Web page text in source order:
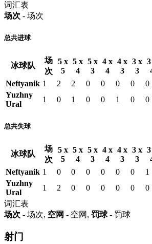
词汇表
场次 - 场次
总共进球
冰球队
场
次
5 x
5
5 x
4
5 x
3
4 x
4
4 x
3
3 x
3
Neftyanik 1 2 2 0 0 0 0 0
Yuzhny
Ural
1 0 1 0 0 1 0 0
总共失球
冰球队
场
次
5 x
5
5 x
4
5 x
3
4 x
4
4 x
3
3 x
3
Neftyanik 1 0 0 0 0 0 0 1
Yuzhny
Ural
1 2 0 0 0 0 0 0
词汇表
场次 - 场次, 空网 - 空网, 罚球- 罚球
射门